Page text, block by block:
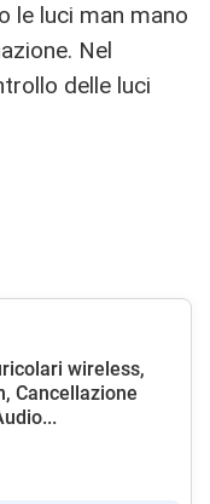
le luci man mano
Nel
delle luci
wireless,
Cancellazione